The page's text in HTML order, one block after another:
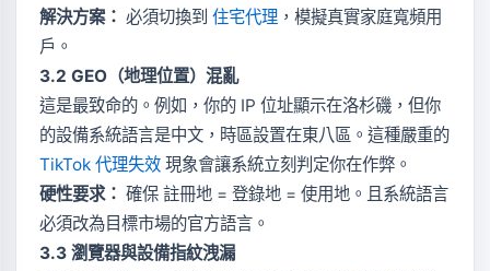
解決方案： 必須切換到 住宅代理 ，模擬真實家庭寬頻用
戶。
3.2 GEO（地理位置）混亂
這是最致命的。例如，你的 IP 位址顯示在洛杉磯，但你
的設備系統語言是中文，時區設置在東八區。這種嚴重的
TikTok 代理失效 現象會讓系統立刻判定你在作弊。
硬性要求： 確保 註冊地 = 登錄地 = 使用地。且系統語言
必須改為目標市場的官方語言。
3.3 瀏覽器與設備指紋洩漏